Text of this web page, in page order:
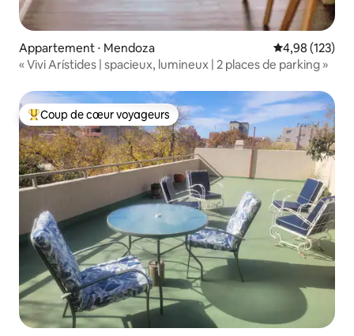
Appartement ⋅ Mendoza Évaluation
4,98 (123)
« Vivi Arístides | spacieux, lumineux | 2 places de parking »
Coups de cœur voyageurs les plus appréciés
Coup de cœur voyageurs